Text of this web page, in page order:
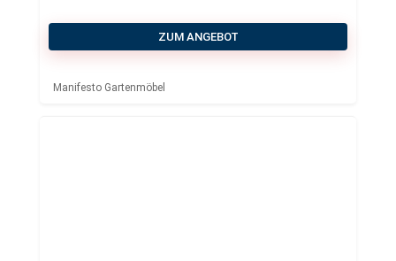
ZUM ANGEBOT
Manifesto Gartenmöbel